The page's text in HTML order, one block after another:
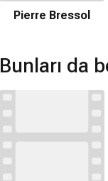
Pierre Bressol
Bunları da